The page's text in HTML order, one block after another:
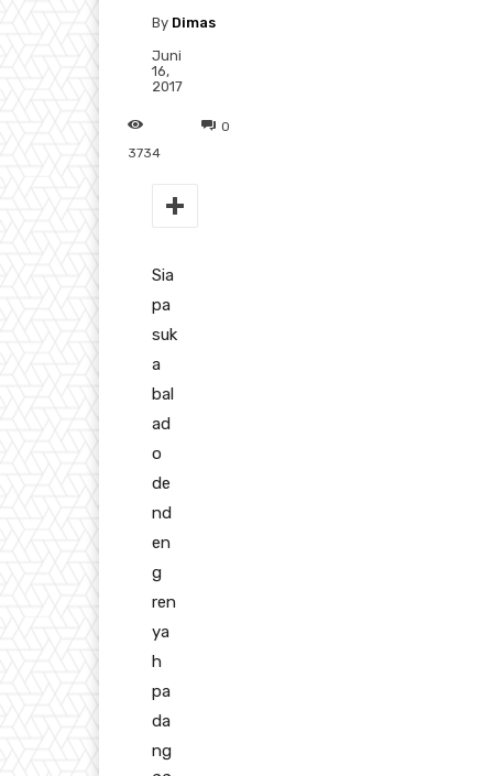
By Dimas
Juni
16,
2017
0
3734
Sia
pa
suk
a
bal
ad
o
de
nd
en
g
ren
ya
h
pa
da
ng